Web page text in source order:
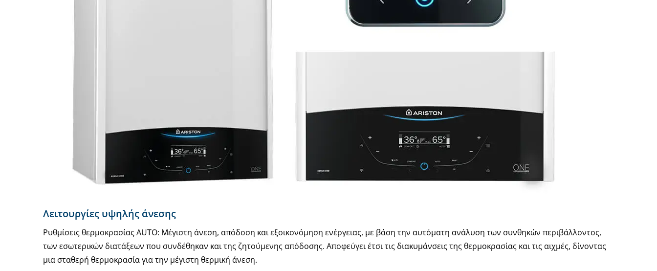
Λειτουργίες υψηλής άνεσης
Ρυθμίσεις θερμοκρασίας AUTO: Μέγιστη άνεση, απόδοση και εξοικονόμηση ενέργειας, με βάση την αυτόματη ανάλυση των συνθηκών περιβάλλοντος,
των εσωτερικών διατάξεων που συνδέθηκαν και της ζητούμενης απόδοσης. Αποφεύγει έτσι τις διακυμάνσεις της θερμοκρασίας και τις αιχμές, δίνοντας
μια σταθερή θερμοκρασία για την μέγιστη θερμική άνεση.